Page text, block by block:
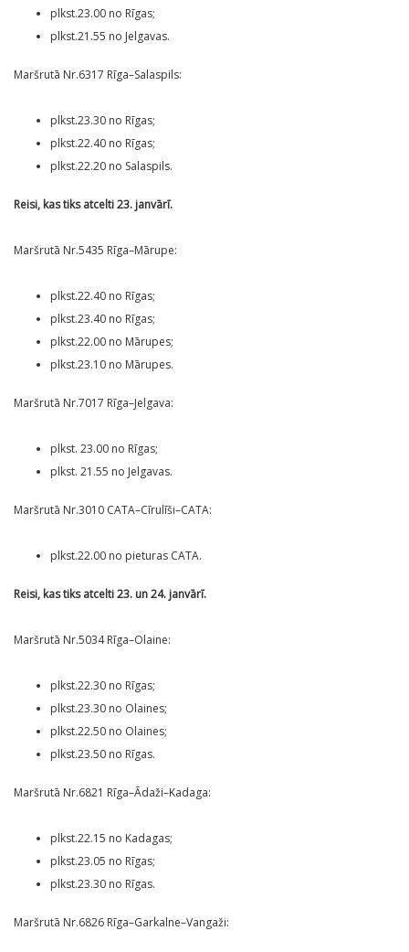
plkst.23.00 no Rīgas;
plkst.21.55 no Jelgavas.
Maršrutā Nr.6317 Rīga–Salaspils:
plkst.23.30 no Rīgas;
plkst.22.40 no Rīgas;
plkst.22.20 no Salaspils.
Reisi, kas tiks atcelti 23. janvārī.
Maršrutā Nr.5435 Rīga–Mārupe:
plkst.22.40 no Rīgas;
plkst.23.40 no Rīgas;
plkst.22.00 no Mārupes;
plkst.23.10 no Mārupes.
Maršrutā Nr.7017 Rīga–Jelgava:
plkst. 23.00 no Rīgas;
plkst. 21.55 no Jelgavas.
Maršrutā Nr.3010 CATA–Cīrulīši–CATA:
plkst.22.00 no pieturas CATA.
Reisi, kas tiks atcelti 23. un 24. janvārī.
Maršrutā Nr.5034 Rīga–Olaine:
plkst.22.30 no Rīgas;
plkst.23.30 no Olaines;
plkst.22.50 no Olaines;
plkst.23.50 no Rīgas.
Maršrutā Nr.6821 Rīga–Ādaži–Kadaga:
plkst.22.15 no Kadagas;
plkst.23.05 no Rīgas;
plkst.23.30 no Rīgas.
Maršrutā Nr.6826 Rīga–Garkalne–Vangaži: